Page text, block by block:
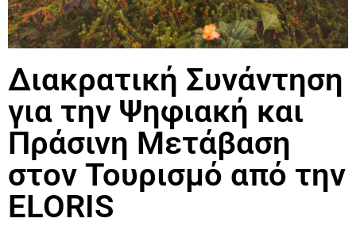
Διακρατική Συνάντηση
για την Ψηφιακή και
Πράσινη Μετάβαση
στον Τουρισμό από την
ELORIS